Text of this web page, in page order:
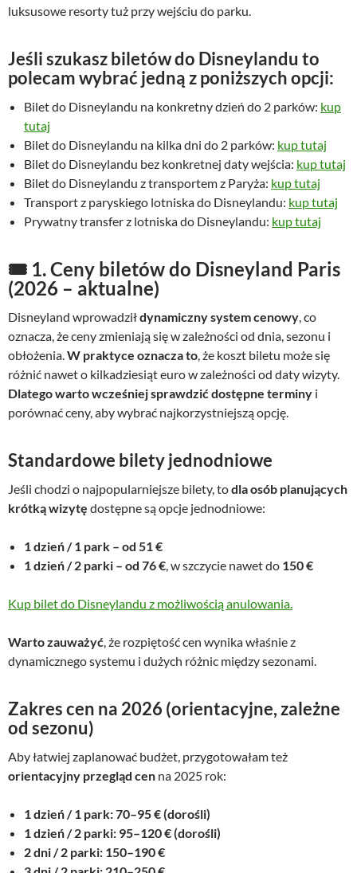
luksusowe resorty tuż przy wejściu do parku.
Jeśli szukasz biletów do Disneylandu to
polecam wybrać jedną z poniższych opcji:
Bilet do Disneylandu na konkretny dzień do 2 parków: kup
tutaj
Bilet do Disneylandu na kilka dni do 2 parków: kup tutaj
Bilet do Disneylandu bez konkretnej daty wejścia: kup tutaj
Bilet do Disneylandu z transportem z Paryża: kup tutaj
Transport z paryskiego lotniska do Disneylandu: kup tutaj
Prywatny transfer z lotniska do Disneylandu: kup tutaj
🎟️ 1. Ceny biletów do Disneyland Paris
(2026 – aktualne)
Disneyland wprowadziłdynamiczny system cenowy , co
oznacza, że ceny zmieniają się w zależności od dnia, sezonu i
obłożenia. W praktyce oznacza to , że koszt biletu może się
różnić nawet o kilkadziesiąt euro w zależności od daty wizyty.
Dlatego warto wcześniej sprawdzić dostępne terminy i
porównać ceny, aby wybrać najkorzystniejszą opcję.
Standardowe bilety jednodniowe
Jeśli chodzi o najpopularniejsze bilety, todla osób planujących
krótką wizytę dostępne są opcje jednodniowe:
1 dzień / 1 park – od 51 €
1 dzień / 2 parki – od 76 € , w szczycie nawet do 150 €
Kup bilet do Disneylandu z możliwością anulowania.
Warto zauważyć , że rozpiętość cen wynika właśnie z
dynamicznego systemu i dużych różnic między sezonami.
Zakres cen na 2026 (orientacyjne, zależne
od sezonu)
Aby łatwiej zaplanować budżet, przygotowałam też
orientacyjny przegląd cen na 2025 rok:
1 dzień / 1 park: 70–95 € (dorośli)
1 dzień / 2 parki: 95–120 € (dorośli)
2 dni / 2 parki: 150–190 €